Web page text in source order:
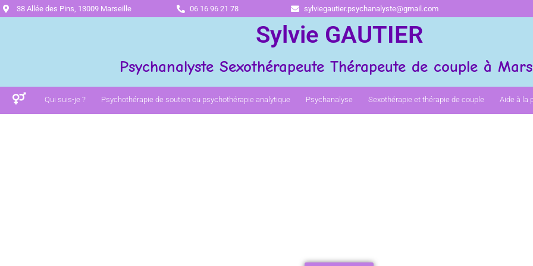
38 Allée des Pins, 13009 Marseille 06 16 96 21 78 sylviegautier.psychanalyste@gmail.com
Sylvie GAUTIER
Psychanalyste Sexothérapeute Thérapeute de couple à
Qui suis-je ? Psychothérapie de soutien ou psychothérapie analytique Psychanalyse Sexothérapie et thérapie de couple Aide à la